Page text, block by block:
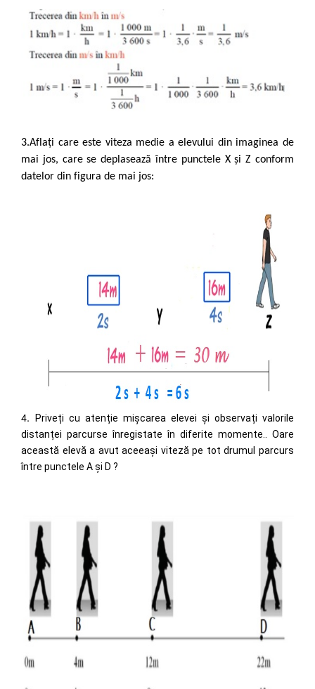
3.Aflați care este viteza medie a elevului din imaginea de
mai jos, care se deplasează între punctele X și Z conform
datelor din figura de mai jos:
4.
Priveți cu atenție mișcarea elevei și observați valorile
distanței parcurse înregistate în diferite momente.. Oare
această elevă a avut aceeași viteză pe tot drumul parcurs
între punctele A și D ?